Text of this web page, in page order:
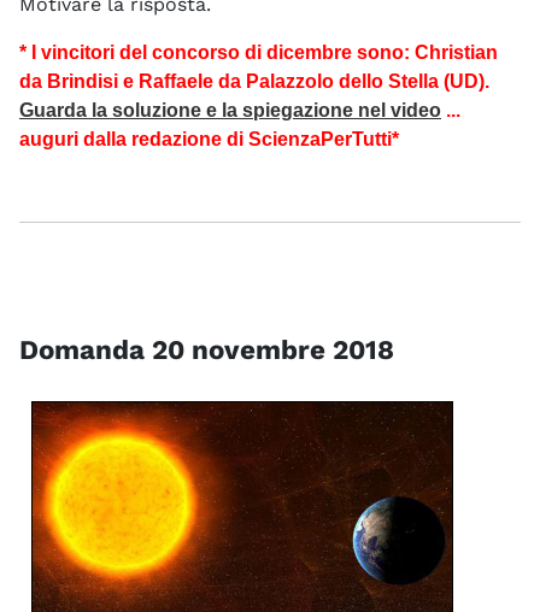
* I vincitori del concorso di dicembre sono: Christian
da Brindisi e Raffaele da Palazzolo dello Stella (UD).
Guarda la soluzione e la spiegazione nel video ...
auguri dalla redazione di ScienzaPerTutti*
Domanda 20 novembre 2018